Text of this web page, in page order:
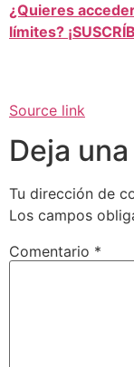
¿Quieres
límites?
Source link
Deja
Tu dirección de
Los campos
Comentario *